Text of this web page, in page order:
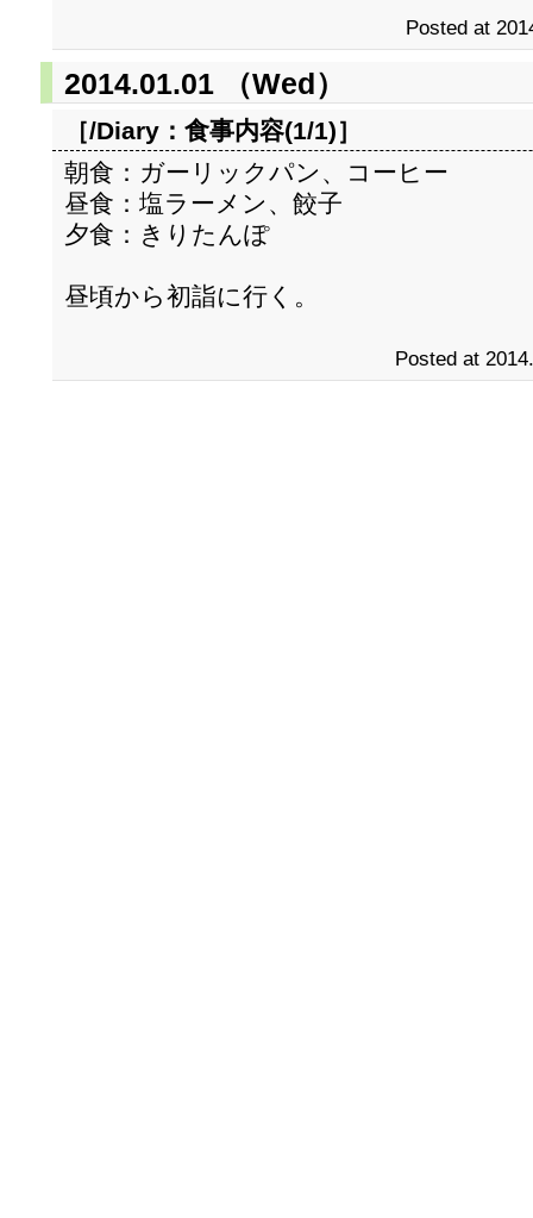
Posted at
2014.01.01 （Wed）
［/Diary： 食事内容(1/1)］
朝食：ガーリックパン、コーヒー
昼食：塩ラーメン、餃子
夕食：きりたんぽ
昼頃から初詣に行く。
Posted at